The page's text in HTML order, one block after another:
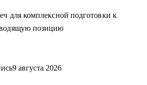
построения и мотивации команды;
и целеполагание;
целей и мотиваций;
и их проработка;
для комплексной подготовки к
позицию
9 августа 2026